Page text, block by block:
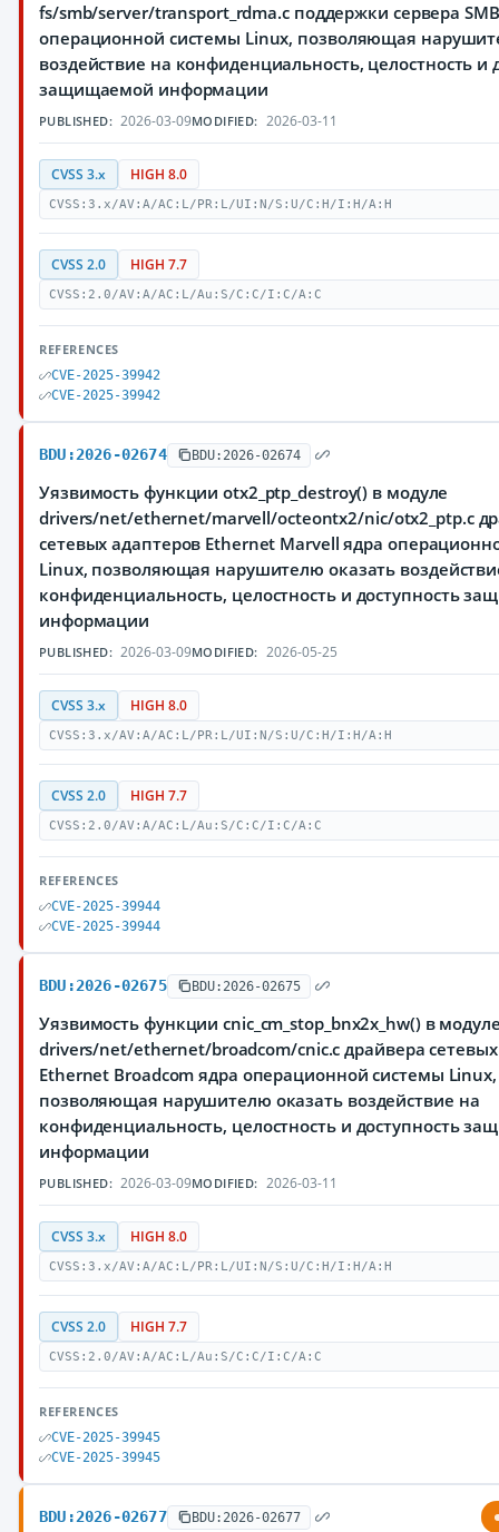
fs/smb/server/transport_rdma.c поддержки сервера
операционной системы Linux, позволяющая
воздействие на конфиденциальность, целостность и
защищаемой информации
PUBLISHED: 2026-03-09MODIFIED: 2026-03-11
CVSS 3.x HIGH 8.0
CVSS:3.x/AV:A/AC:L/PR:L/UI:N/S:U/C:H/I:H/A:H
CVSS 2.0 HIGH 7.7
CVSS:2.0/AV:A/AC:L/Au:S/C:C/I:C/A:C
REFERENCES
CVE-2025-39942
CVE-2025-39942
BDU:2026-02674 BDU:2026-02674
Уязвимость функции otx2_ptp_destroy() в модуле
drivers/net/ethernet/marvell/octeontx2/nic/otx2_ptp.c
сетевых адаптеров Ethernet Marvell ядра
Linux, позволяющая нарушителю оказать
конфиденциальность, целостность и доступность
информации
PUBLISHED: 2026-03-09MODIFIED: 2026-05-25
CVSS 3.x HIGH 8.0
CVSS:3.x/AV:A/AC:L/PR:L/UI:N/S:U/C:H/I:H/A:H
CVSS 2.0 HIGH 7.7
CVSS:2.0/AV:A/AC:L/Au:S/C:C/I:C/A:C
REFERENCES
CVE-2025-39944
CVE-2025-39944
BDU:2026-02675 BDU:2026-02675
Уязвимость функции cnic_cm_stop_bnx2x_hw() в
drivers/net/ethernet/broadcom/cnic.c драйвера
Ethernet Broadcom ядра операционной системы Linux,
позволяющая нарушителю оказать воздействие на
конфиденциальность, целостность и доступность
информации
PUBLISHED: 2026-03-09MODIFIED: 2026-03-11
CVSS 3.x HIGH 8.0
CVSS:3.x/AV:A/AC:L/PR:L/UI:N/S:U/C:H/I:H/A:H
CVSS 2.0 HIGH 7.7
CVSS:2.0/AV:A/AC:L/Au:S/C:C/I:C/A:C
REFERENCES
CVE-2025-39945
CVE-2025-39945
BDU:2026-02677 BDU:2026-02677